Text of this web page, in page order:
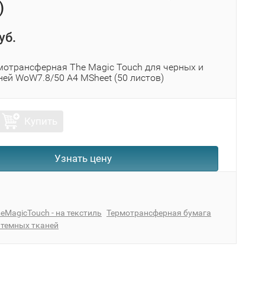
The Magic Touch для черных и
WoW7.8/50 A4 MSheet (50 листов)
Узнать цену
- на текстиль Термотрансферная бумага
тканей